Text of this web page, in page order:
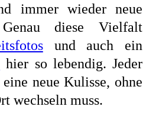
immer wieder neue
Genau diese Vielfalt
und auch ein
hier so lebendig. Jeder
neue Kulisse, ohne
wechseln muss.